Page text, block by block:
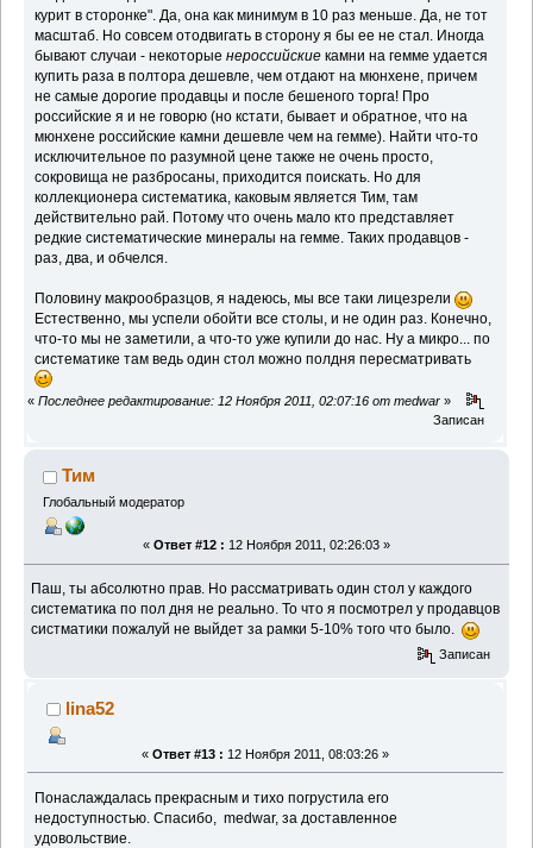
курит в сторонке". Да, она как минимум в 10 раз меньше. Да, не тот
масштаб. Но совсем отодвигать в сторону я бы ее не стал. Иногда
бывают случаи - некоторыенероссийские камни на гемме удается
купить раза в полтора дешевле, чем отдают на мюнхене, причем
не самые дорогие продавцы и после бешеного торга! Про
российские я и не говорю (но кстати, бывает и обратное, что на
мюнхене российские камни дешевле чем на гемме). Найти что-то
исключительное по разумной цене также не очень просто,
сокровища не разбросаны, приходится поискать. Но для
коллекционера систематика, каковым является Тим, там
действительно рай. Потому что очень мало кто представляет
редкие систематические минералы на гемме. Таких продавцов -
раз, два, и обчелся.
Половину макрообразцов, я надеюсь, мы все таки лицезрели
Естественно, мы успели обойти все столы, и не один раз. Конечно,
что-то мы не заметили, а что-то уже купили до нас. Ну а микро... по
систематике там ведь один стол можно полдня пересматривать
« Последнее редактирование: 12 Ноября 2011, 02:07:16 от medwar »
Записан
Тим
Глобальный модератор
« Ответ #12 : 12 Ноября 2011, 02:26:03 »
Паш, ты абсолютно прав. Но рассматривать один стол у каждого
систематика по пол дня не реально. То что я посмотрел у продавцов
систматики пожалуй не выйдет за рамки 5-10% того что было.
Записан
lina52
« Ответ #13 : 12 Ноября 2011, 08:03:26 »
Понаслаждалась прекрасным и тихо погрустила его
недоступностью. Спасибо, medwar, за доставленное
удовольствие.